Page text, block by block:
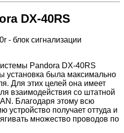
DX-40RS
Pandora DX-40RS
установка была максимально
Для этих целей она имеет
взаимодействия со штатной
Благодаря этому всю
получает оттуда и
множество проводов по